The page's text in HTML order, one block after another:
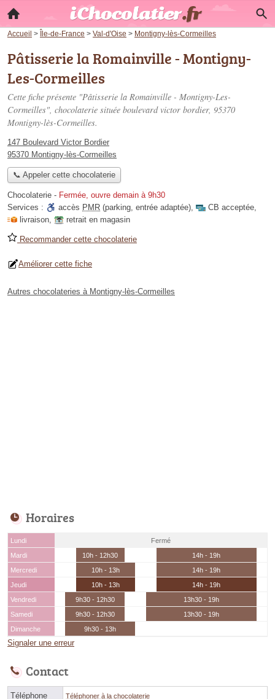
Accueil > Île-de-France > Val-d'Oise > Montigny-lès-Cormeilles
Pâtisserie la Romainville - Montigny-
Les-Cormeilles
Cette fiche présente "Pâtisserie la Romainville - Montigny-Les-
Cormeilles", chocolaterie située boulevard victor bordier, 95370
Montigny-lès-Cormeilles.
147 Boulevard Victor Bordier
95370 Montigny-lès-Cormeilles
📞 Appeler cette chocolaterie
Chocolaterie - Fermée, ouvre demain à 9h30
Services :
accès PMR (parking, entrée adaptée), CB acceptée,
livraison, retrait en magasin
Recommander cette chocolaterie
Améliorer cette fiche
Autres chocolateries à Montigny-lès-Cormeilles
Horaires
Lundi
Fermé
Mardi
10h - 12h30
14h - 19h
Mercredi
10h - 13h
14h - 19h
Jeudi
10h - 13h
14h - 19h
Vendredi
9h30 - 12h30
13h30 - 19h
Samedi
9h30 - 12h30
13h30 - 19h
Dimanche
9h30 - 13h
Signaler une erreur
Contact
Téléphone Téléphoner à la chocolaterie